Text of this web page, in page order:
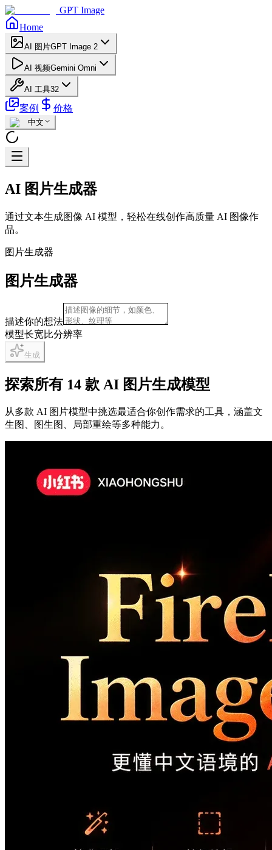
GPT Image
Home
AI 图片GPT Image 2
AI 视频Gemini Omni
AI 工具32
案例 价格
中文
AI 图片生成器
通过文本生成图像 AI 模型，轻松在线创作高质量 AI 图像作
品。
图片生成器
图片生成器
描述你的想法
模型长宽比分辨率
生成
探索所有 14 款 AI 图片生成模型
从多款 AI 图片模型中挑选最适合你创作需求的工具，涵盖文
生图、图生图、局部重绘等多种能力。